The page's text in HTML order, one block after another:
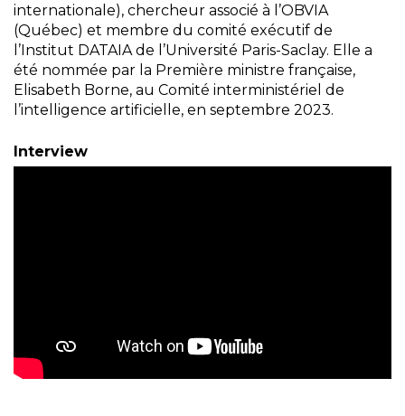
internationale), chercheur associé à l’OBVIA
(Québec) et membre du comité exécutif de
l’Institut DATAIA de l’Université Paris-Saclay. Elle a
été nommée par la Première ministre française,
Elisabeth Borne, au Comité interministériel de
l’intelligence artificielle, en septembre 2023.
Interview